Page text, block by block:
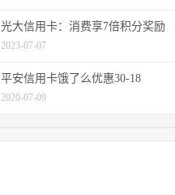
光大信用卡：消费享7倍积分奖励
2023-07-07
平安信用卡饿了么优惠30-18
2020-07-09